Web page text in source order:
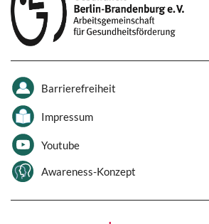
Barrierefreiheit
Impressum
Youtube
Awareness-Konzept